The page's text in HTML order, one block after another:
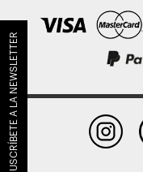
SUSCRÍBETE A LA NEWSLETTER